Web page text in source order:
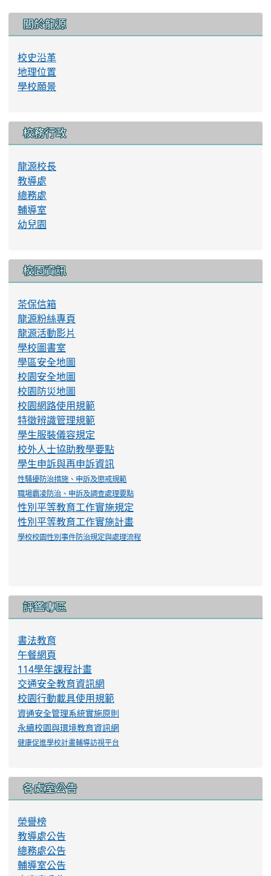
關於龍源
校史沿革
地理位置
學校願景
校務行政
龍源校長
教導處
總務處
輔導室
幼兒園
校園資訊
茶保信箱
龍源粉絲專頁
龍源活動影片
學校圖書室
學區安全地圖
校園安全地圖
校園防災地圖
校園網路使用規範
特徵辨識管理規範
學生服裝儀容規定
校外人士協助教學要點
學生申訴與再申訴資訊
性騷擾防治措施、申訴及懲戒規範
職場霸凌防治、申訴及調查處理要點
性別平等教育工作實施規定
性別平等教育工作實施計畫
學校校園性別事件防治規定與處理流程
評鑑專區
書法教育
午餐網頁
114學年課程計畫
交通安全教育資訊網
校園行動載具使用規範
資通安全管理系統實施原則
永續校園與環境教育資訊網
健康促進學校計畫輔導訪視平台
各處室公告
榮譽榜
教導處公告
總務處公告
輔導室公告